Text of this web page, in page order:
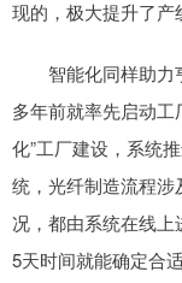
现的，极大提升了产
智能化同样助力
多年前就率先启动工
化”工厂建设，系统
统，光纤制造流程
况，都由系统在线上
5天时间就能确定合